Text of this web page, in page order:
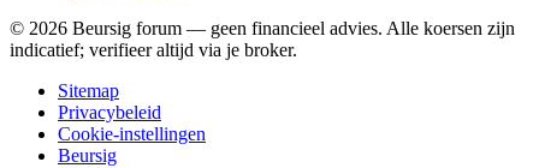
© 2026 Beursig forum — geen financieel advies. Alle koersen zijn
indicatief; verifieer altijd via je broker.
Sitemap
Privacybeleid
Cookie-instellingen
Beursig